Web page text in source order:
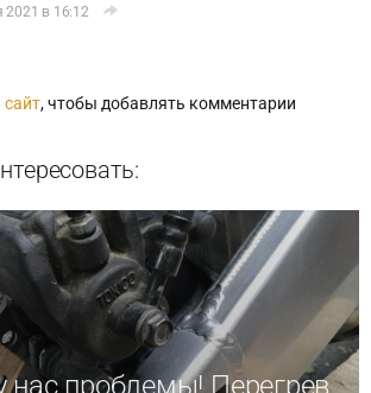
2021 в 16:12
сайт, чтобы добавлять комментарии
нас проблемы! Перегрев